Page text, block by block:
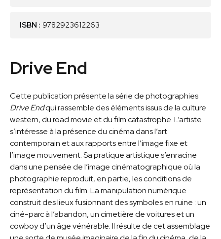
ISBN : 9782923612263
Drive End
Cette publication présente la série de photographies
Drive Endqui rassemble des éléments issus de la culture
western, du road movie et du film catastrophe. L’artiste
s’intéresse à la présence du cinéma dans l’art
contemporain et aux rapports entre l’image fixe et
l’image mouvement. Sa pratique artistique s’enracine
dans une pensée de l’image cinématographique où la
photographie reproduit, en partie, les conditions de
représentation du film. La manipulation numérique
construit des lieux fusionnant des symboles en ruine : un
ciné-parc à l’abandon, un cimetière de voitures et un
cowboy d’un âge vénérable. Il résulte de cet assemblage